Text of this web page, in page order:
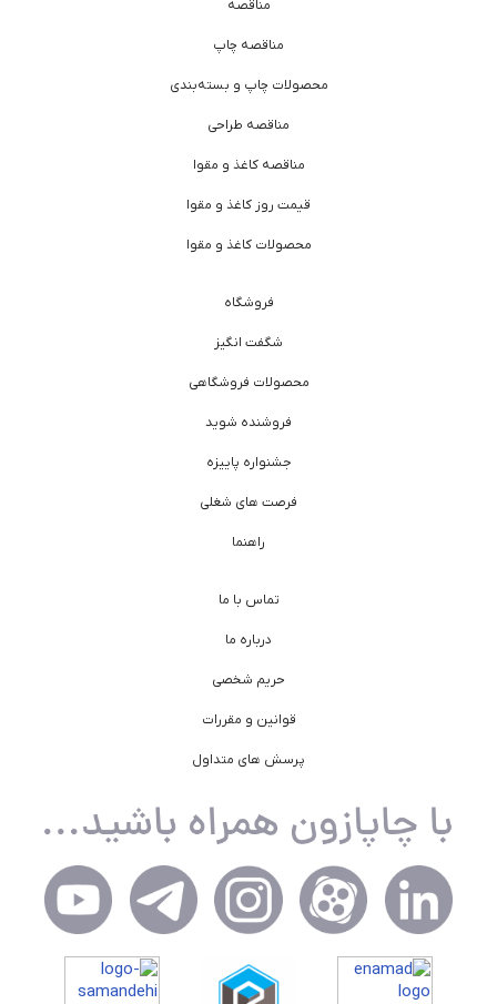
مناقصه
مناقصه چاپ
محصولات چاپ و بسته‌بندی
مناقصه طراحی
مناقصه کاغذ و مقوا
قیمت روز کاغذ و مقوا
محصولات کاغذ و مقوا
فروشگاه
شگفت انگیز
محصولات فروشگاهی
فروشنده شوید
جشنواره پاییزه
فرصت های شغلی
راهنما
تماس با ما
درباره ما
حریم شخصی
قوانین و مقررات
پرسش های متداول